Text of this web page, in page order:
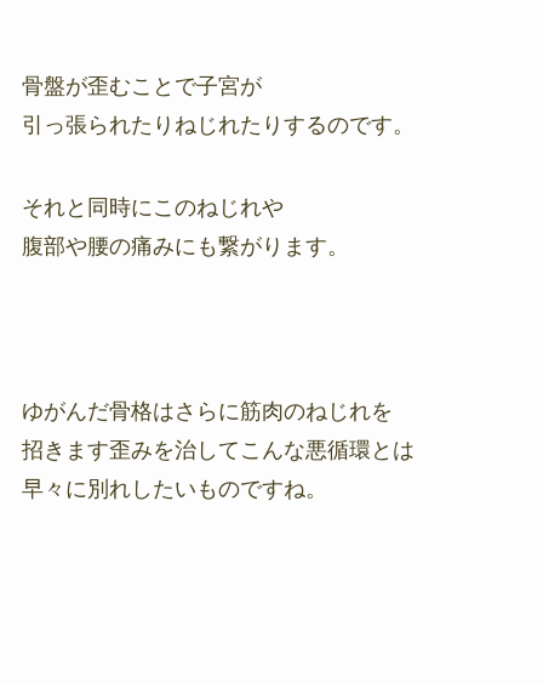
骨盤が歪むことで子宮が
引っ張られたりねじれたりするのです。
それと同時にこのねじれや
腹部や腰の痛みにも繋がります。
ゆがんだ骨格はさらに筋肉のねじれを
招きます歪みを治してこんな悪循環とは
早々に別れしたいものですね。